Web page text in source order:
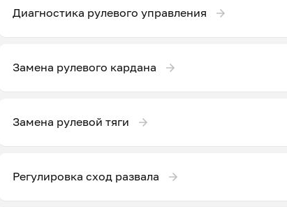
Диагностика рулевого управления
Замена рулевого кардана
Замена рулевой тяги
Регулировка сход развала